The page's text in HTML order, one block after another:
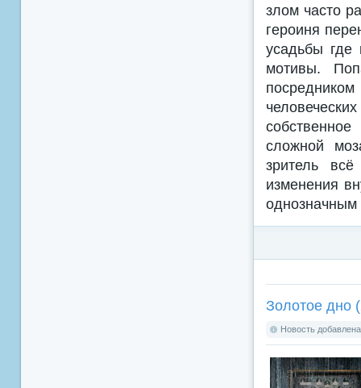
злом часто
героиня
усадьбы где
мотивы.
сложной
зритель
изменения
однозначным
Золотое дно
Новость